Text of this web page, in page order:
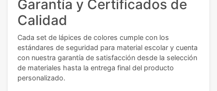
Garantía y Certificados de
Calidad
Cada set de lápices de colores cumple con los
estándares de seguridad para material escolar y cuenta
con nuestra garantía de satisfacción desde la selección
de materiales hasta la entrega final del producto
personalizado.